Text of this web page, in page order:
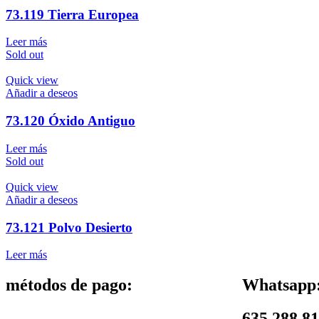
73.119 Tierra Europea
Leer más
Sold out
Quick view
Añadir a deseos
73.120 Óxido Antiguo
Leer más
Sold out
Quick view
Añadir a deseos
73.121 Polvo Desierto
Leer más
métodos de pago: